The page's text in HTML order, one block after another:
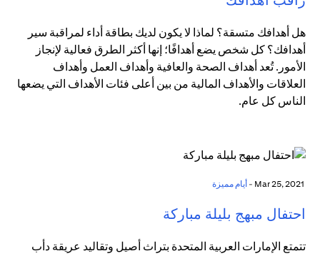
هل أهدافك متسقة؟ لماذا لا يكون لديك بطاقة أداء لمراقبة سير
أهدافك؟ كل شخص يضع أهدافًا؛ إنها أكثر الطرق فعالية لإنجاز
الأمور. تُعد أهداف الصحة والعافية وأهداف العمل وأهداف
العلاقات والأهداف المالية من بين أعلى فئات الأهداف التي يضعها
الناس كل عام.
أيام مميزة
احتفال مبهج بليلة مباركة
تتمتع الإمارات العربية المتحدة بتراث أصيل وتقاليد عريقة دأب